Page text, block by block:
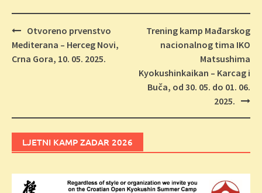
Navigacija
objava
Otvoreno prvenstvo
Mediterana – Herceg Novi,
Crna Gora, 10. 05. 2025.
Trening kamp Mađarskog
nacionalnog tima IKO
Matsushima
Kyokushinkaikan – Karcag i
Buča, od 30. 05. do 01. 06.
2025.
LJETNI KAMP ZADAR 2026